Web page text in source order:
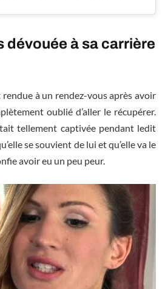
dévouée à sa carrière
rendue à un rendez-vous après avoir
oublié d’aller le récupérer.
tellement captivée pendant ledit
se souvient de lui et qu’elle va le
avoir eu un peu peur.